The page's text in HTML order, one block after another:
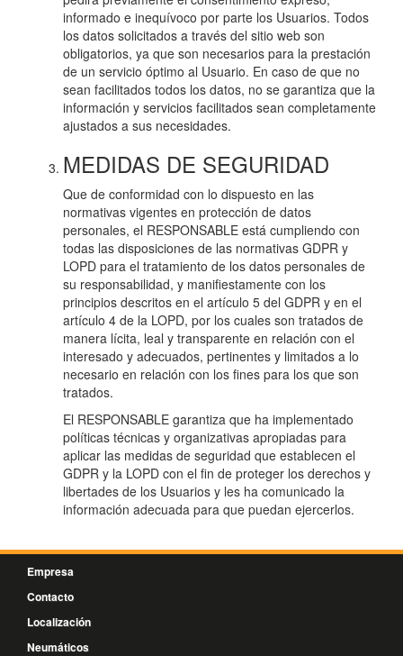
informado e inequívoco por parte los Usuarios. Todos
los datos solicitados a través del sitio web son
obligatorios, ya que son necesarios para la prestación
de un servicio óptimo al Usuario. En caso de que no
sean facilitados todos los datos, no se garantiza que la
información y servicios facilitados sean completamente
ajustados a sus necesidades.
MEDIDAS DE SEGURIDAD
Que de conformidad con lo dispuesto en las
normativas vigentes en protección de datos
personales, el RESPONSABLE está cumpliendo con
todas las disposiciones de las normativas GDPR y
LOPD para el tratamiento de los datos personales de
su responsabilidad, y manifiestamente con los
principios descritos en el artículo 5 del GDPR y en el
artículo 4 de la LOPD, por los cuales son tratados de
manera lícita, leal y transparente en relación con el
interesado y adecuados, pertinentes y limitados a lo
necesario en relación con los fines para los que son
tratados.
El RESPONSABLE garantiza que ha implementado
políticas técnicas y organizativas apropiadas para
aplicar las medidas de seguridad que establecen el
GDPR y la LOPD con el fin de proteger los derechos y
libertades de los Usuarios y les ha comunicado la
información adecuada para que puedan ejercerlos.
Empresa
Contacto
Localización
Neumáticos